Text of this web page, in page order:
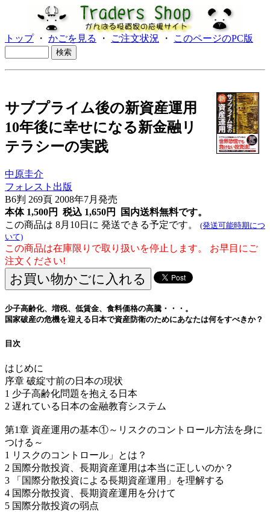
トップ・ かごを見る ・ ご注文状況 ・ このページのPC版
サブプライム後の新資産運用
10年後に幸せになる新金融リ
テラシーの実践
中原圭介
フォレスト出版
B6判 269頁 2008年7月発売
本体 1,500円 税込 1,650円
国内送料無料です。
この商品は 8月10日に 発送できる予定です。 (発送可能時期につ
いて)
この商品は在庫限りで取り扱いを停止します。 お早目にご
注文ください!
少子高齢化、増税、低賃金、食料価格の高騰・・・。
国家破産の危機を迎える日本で資産防衛のためにあなたは何をすべきか？
目次
はじめに
序章 破綻寸前の日本の現状
1 少子高齢化問題を抱える日本
2 遅れている日本の金融教育システム
第1章 資産運用の基本①～リスクのコントロール方法を身に
つける～
1 リスクのコントロール」とは？
2 国際分散投資、長期資産運用は本当に正しいのか？
3 「国際分散投資による長期資産運用」を理解する
4 国際分散投資、長期資産運用を分けて
5 国際分散投資の弱点